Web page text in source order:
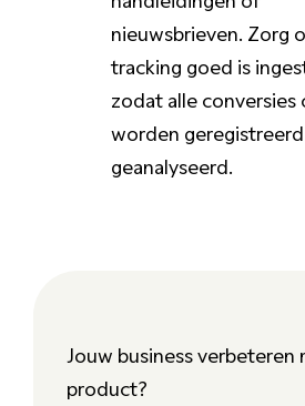
nieuwsbrieven. Zorg
tracking goed is
zodat alle conversies
worden
geanalyseerd.
Jouw business verbeteren
product?